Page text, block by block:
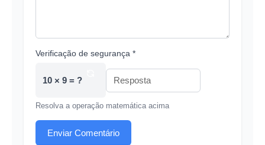
Verificação de segurança *
10 × 9 = ?
Resolva a operação matemática acima
Enviar Comentário